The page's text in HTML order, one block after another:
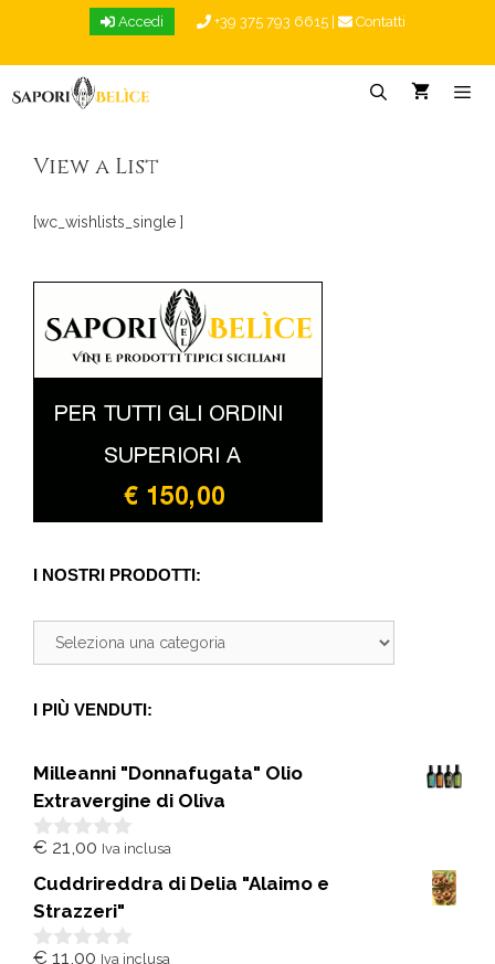
Accedi +39 375 793 6615 Contatti
View a List
[wc_wishlists_single ]
I NOSTRI PRODOTTI:
I PIÙ VENDUTI:
Milleanni "Donnafugata" Olio
Extravergine di Oliva
0
u
5
€ 21,00 Iva inclusa
Cuddrireddra di Delia "Alaimo e
Strazzeri"
€ 11,00 Iva inclusa